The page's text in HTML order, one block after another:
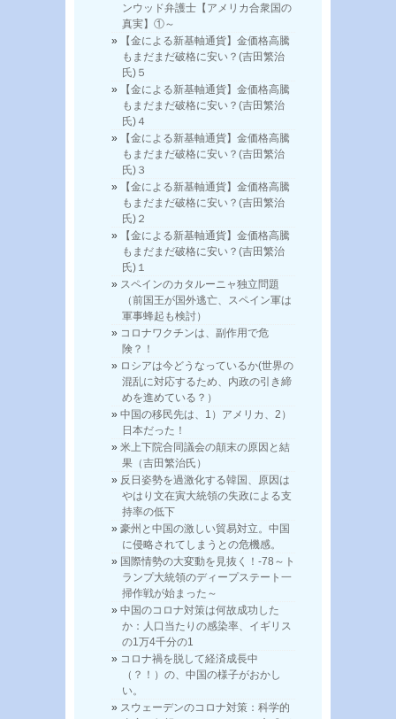
ンウッド弁護士【アメリカ合衆国の
真実】①～
【金による新基軸通貨】金価格高騰
もまだまだ破格に安い？(吉田繁治
氏)５
【金による新基軸通貨】金価格高騰
もまだまだ破格に安い？(吉田繁治
氏)４
【金による新基軸通貨】金価格高騰
もまだまだ破格に安い？(吉田繁治
氏)３
【金による新基軸通貨】金価格高騰
もまだまだ破格に安い？(吉田繁治
氏)２
【金による新基軸通貨】金価格高騰
もまだまだ破格に安い？(吉田繁治
氏)１
スペインのカタルーニャ独立問題
（前国王が国外逃亡、スペイン軍は
軍事蜂起も検討）
コロナワクチンは、副作用で危
険？！
ロシアは今どうなっているか(世界の
混乱に対応するため、内政の引き締
めを進めている？）
中国の移民先は、1）アメリカ、2）
日本だった！
米上下院合同議会の顛末の原因と結
果（吉田繁治氏）
反日姿勢を過激化する韓国、原因は
やはり文在寅大統領の失政による支
持率の低下
豪州と中国の激しい貿易対立。中国
に侵略されてしまうとの危機感。
国際情勢の大変動を見抜く！-78～ト
ランプ大統領のディープステート一
掃作戦が始まった～
中国のコロナ対策は何故成功した
か：人口当たりの感染率、イギリス
の1万4千分の1
コロナ禍を脱して経済成長中
（？！）の、中国の様子がおかし
い。
スウェーデンのコロナ対策：科学的